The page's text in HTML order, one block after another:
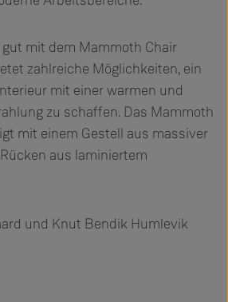
mit dem Mammoth Chair
zahlreiche Möglichkeiten, ein
mit einer warmen und
zu schaffen. Das Mammoth
mit einem Gestell aus massiver
aus laminiertem
und Knut Bendik Humlevik